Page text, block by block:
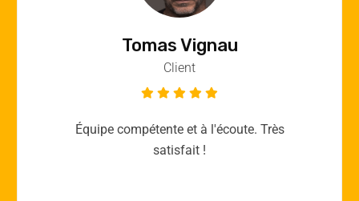
Vincent Quere
Client
Merci yellow365.work pour votre expertise!